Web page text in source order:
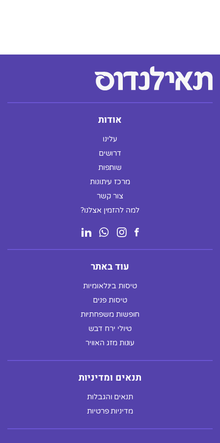
אודות
עלינו
דרושים
שותפות
מרכז עיתונות
צור קשר
למה להזמין אצלנו?
עוד באתר
טיסות בינלאומיות
טיסות פנים
חופשות משפחתיות
טיולי ירח דבש
עונות מזג האוויר
תנאים ומדיניות
תנאים והגבלות
מדיניות פרטיות